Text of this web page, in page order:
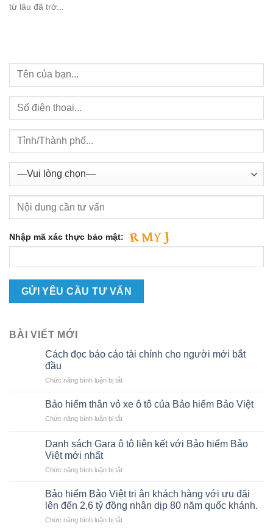
từ lâu đã trở...
Nhập mã xác thực bảo mật:
BÀI VIẾT MỚI
Cách đọc báo cáo tài chính cho người mới bắt
đầu
Chức năng bình luận bị tắtở
cáo
chính
mới
đầu
Bảo hiểm thân vỏ xe ô tô của Bảo hiểm Bảo Việt
Chức năng bình luận bị tắtở
hiểm
thân
xe
tô
Bảo
hiểm
Danh sách Gara ô tô liên kết với Bảo hiểm Bảo
Việt mới nhất
Chức năng bình luận bị tắtở
sách
Gara
ô
tô
Bảo hiểm Bảo Việt tri ân khách hàng với ưu đãi
lên đến 2,6 tỷ đồng nhân dịp 80 năm quốc khánh.
Chức năng bình luận bị tắtở